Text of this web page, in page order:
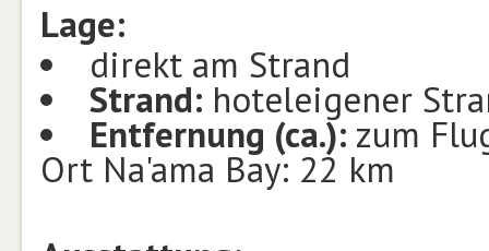
Lage:
direkt am Strand
Strand: hoteleigener
Entfernung (ca.): zum
Ort Na'ama Bay: 22 km